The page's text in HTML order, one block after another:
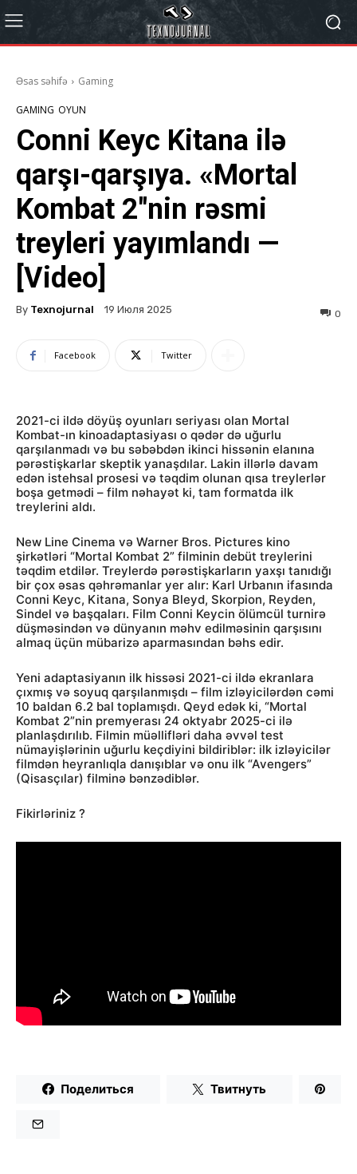
Əsas səhifə Gaming
GAMING OYUN
Conni Keyc Kitana ilə
qarşı-qarşıya. «Mortal
Kombat 2″nin rəsmi
treyleri yayımlandı —
[Video]
By Texnojurnal 19 Июля 2025 0
Facebook Twitter
2021-ci ildə döyüş oyunları seriyası olan Mortal
Kombat-ın kinoadaptasiyası o qədər də uğurlu
qarşılanmadı və bu səbəbdən ikinci hissənin elanına
pərəstişkarlar skeptik yanaşdılar. Lakin illərlə davam
edən istehsal prosesi və təqdim olunan qısa treylerlər
boşa getmədi – film nəhayət ki, tam formatda ilk
treylerini aldı.
New Line Cinema və Warner Bros. Pictures kino
şirkətləri “Mortal Kombat 2” filminin debüt treylerini
təqdim etdilər. Treylerdə pərəstişkarların yaxşı tanıdığı
bir çox əsas qəhrəmanlar yer alır: Karl Urbanın ifasında
Conni Keyc, Kitana, Sonya Bleyd, Skorpion, Reyden,
Sindel və başqaları. Film Conni Keycin ölümcül turnirə
düşməsindən və dünyanın məhv edilməsinin qarşısını
almaq üçün mübarizə aparmasından bəhs edir.
Yeni adaptasiyanın ilk hissəsi 2021-ci ildə ekranlara
çıxmış və soyuq qarşılanmışdı – film izləyicilərdən cəmi
10 baldan 6.2 bal toplamışdı. Qeyd edək ki, “Mortal
Kombat 2”nin premyerası 24 oktyabr 2025-ci ilə
planlaşdırılıb. Filmin müəllifləri daha əvvəl test
nümayişlərinin uğurlu keçdiyini bildiriblər: ilk izləyicilər
filmdən heyranlıqla danışıblar və onu ilk “Avengers”
(Qisasçılar) filminə bənzədiblər.
Fikirləriniz ?
Поделиться Твитнуть